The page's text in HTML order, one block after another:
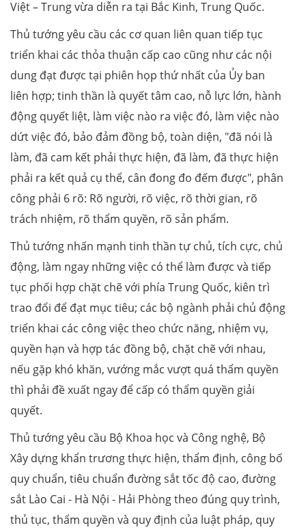
Việt – Trung vừa diễn ra tại Bắc Kinh, Trung Quốc.
Thủ tướng yêu cầu các cơ quan liên quan tiếp tục
triển khai các thỏa thuận cấp cao cũng như các nội
dung đạt được tại phiên họp thứ nhất của Ủy ban
liên hợp; tinh thần là quyết tâm cao, nỗ lực lớn, hành
động quyết liệt, làm việc nào ra việc đó, làm việc nào
dứt việc đó, bảo đảm đồng bộ, toàn diện, "đã nói là
làm, đã cam kết phải thực hiện, đã làm, đã thực hiện
phải ra kết quả cụ thể, cân đong đo đếm được", phân
công phải 6 rõ: Rõ người, rõ việc, rõ thời gian, rõ
trách nhiệm, rõ thẩm quyền, rõ sản phẩm.
Thủ tướng nhấn mạnh tinh thần tự chủ, tích cực, chủ
động, làm ngay những việc có thể làm được và tiếp
tục phối hợp chặt chẽ với phía Trung Quốc, kiên trì
trao đổi để đạt mục tiêu; các bộ ngành phải chủ động
triển khai các công việc theo chức năng, nhiệm vụ,
quyền hạn và hợp tác đồng bộ, chặt chẽ với nhau,
nếu gặp khó khăn, vướng mắc vượt quá thẩm quyền
thì phải đề xuất ngay để cấp có thẩm quyền giải
quyết.
Thủ tướng yêu cầu Bộ Khoa học và Công nghệ, Bộ
Xây dựng khẩn trương thực hiện, thẩm định, công bố
quy chuẩn, tiêu chuẩn đường sắt tốc độ cao, đường
sắt Lào Cai - Hà Nội - Hải Phòng theo đúng quy trình,
thủ tục, thẩm quyền và quy định của luật pháp, quy